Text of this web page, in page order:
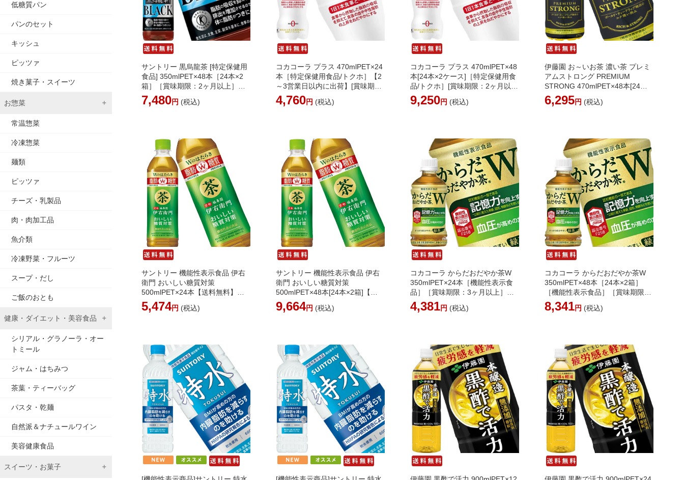
低糖質パン
パンのセット
キッシュ
ピッツァ
焼き菓子・スイーツ
お惣菜
常温惣菜
冷凍惣菜
麺類
ピッツァ
チーズ・乳製品
肉・肉加工品
魚介類
冷凍野菜・フルーツ
スープ・だし
ご飯のおとも
健康・ダイエット・美容食品
シリアル・グラノーラ・オー
トミール
ジャム・はちみつ
茶葉・ティーバッグ
パスタ・乾麺
自然派＆ナチュールワイン
美容健康食品
スイーツ・お菓子
サントリー 黒烏龍茶 [特定保健用
食品] 350mlPET×48本［24本×2
箱］［賞味期限：2ヶ月以上］【3
～4営業日以内に出荷】ウーロン
茶 お茶 トクホ 特保 脂肪【送料無
7,480円 (税込)
コカコーラ プラス 470mlPET×24
本［特定保健用食品/トクホ］【2
～3営業日以内に出荷】[賞味期
限：3ヶ月以上]コーク 炭酸飲料
強炭酸 ダイエット 脂肪の吸収 ま
4,760円 (税込)
コカコーラ プラス 470mlPET×48
本[24本×2ケース]［特定保健用食
品/トクホ］[賞味期限：2ヶ月以
上]【2～3営業日以内に出荷】
［201703］コーク 炭酸飲料 強炭
9,250円 (税込)
伊藤園 お～いお茶 濃い茶 プレミ
アムストロング PREMIUM
STRONG 470mlPET×48本[24本
×2箱] 【3～4営業日以内に出荷】
[機能性表示食品]お茶 おーいお茶
6,295円 (税込)
サントリー 機能性表示食品 伊右
衛門 おいしい糖質対策
500mlPET×24本【送料無料】【3
～4営業日以内に出荷】 [同梱不
可]
5,474円 (税込)
サントリー 機能性表示食品 伊右
衛門 おいしい糖質対策
500mlPET×48本[24本×2箱]【送
料無料】【3～4営業日以内に出
荷】 [同梱不可]
9,664円 (税込)
コカコーラ からだおだやか茶W
350mlPET×24本［機能性表示食
品］［賞味期限：3ヶ月以上］
【2～3営業日以内に出荷】【送料
無料※北海道追加料金※沖縄離島
4,381円 (税込)
コカコーラ からだおだやか茶W
350mlPET×48本［24本×2箱］
［機能性表示食品］［賞味期限：
3ヶ月以上］ 【2～3営業日以内に
出荷】【送料無料※北海道追加料
8,341円 (税込)